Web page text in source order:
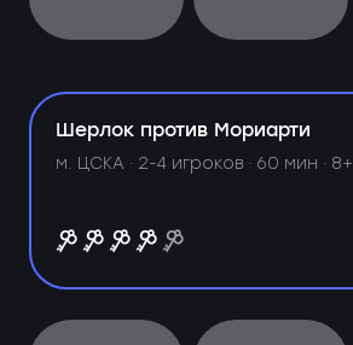
Шерлок против Мориарти
м. ЦСКА ·2-4 игроков · 60 мин · 8+